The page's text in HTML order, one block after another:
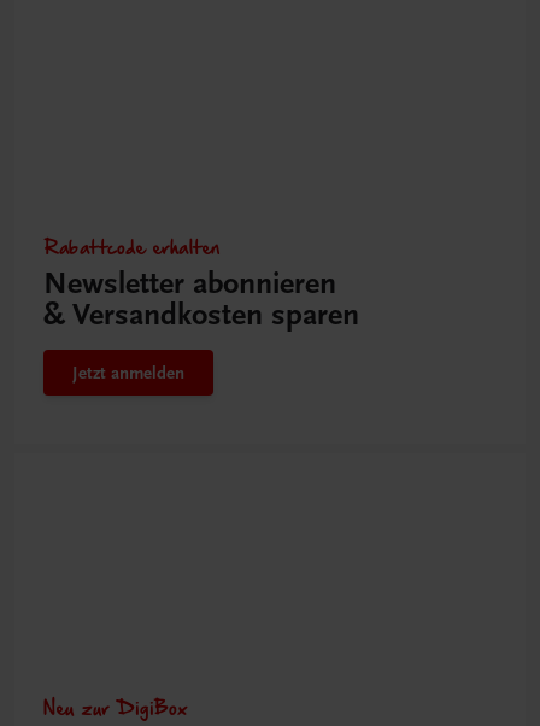
Rabattcode erhalten
Newsletter abonnieren
& Versandkosten sparen
Jetzt anmelden
Neu zur DigiBox